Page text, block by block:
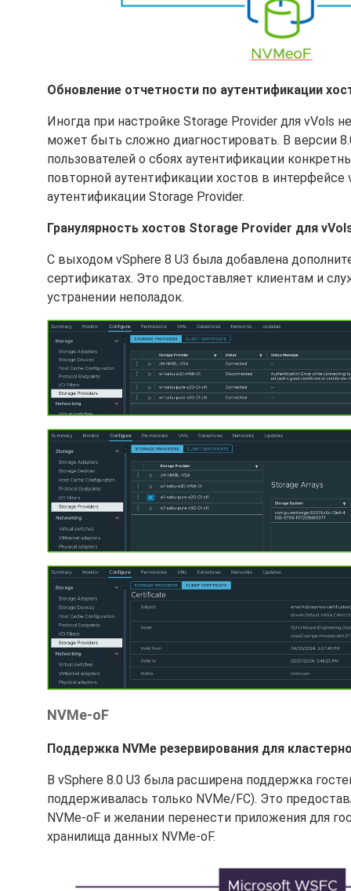
Обновление отчетности по аутентификации
Иногда при настройке Storage Provider для vVols
может быть сложно диагностировать. В версии
пользователей о сбоях аутентификации
повторной аутентификации хостов в
аутентификации Storage Provider.
Гранулярность хостов Storage Provider для
С выходом vSphere 8 U3 была добавлена
сертификатах. Это предоставляет клиентам и
устранении неполадок.
NVMe-oF
Поддержка NVMe резервирования для
В vSphere 8.0 U3 была расширена поддержка
поддерживалась только NVMe/FC). Это
NVMe-oF и желании перенести приложения для
хранилища данных NVMe-oF.